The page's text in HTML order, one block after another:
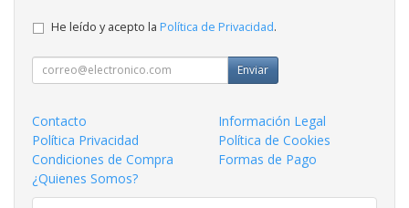
He leído y acepto la Política de Privacidad.
Enviar
Contacto
Información Legal
Política Privacidad
Política de Cookies
Condiciones de Compra
Formas de Pago
¿Quienes Somos?